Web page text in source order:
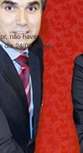
não haver
dia 24/09 (terça-